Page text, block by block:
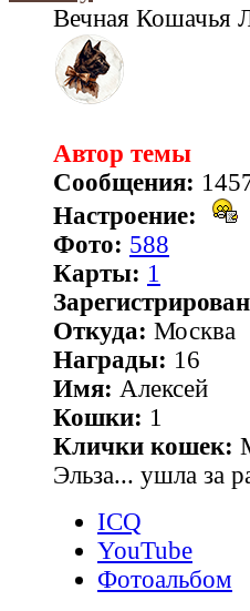
Вечная Кошачья
Автор темы
Сообщения:
Настроение:
Фото: 588
Карты: 1
Откуда: Москва
Награды: 16
Имя: Алексей
Кошки: 1
Клички кошек:
Эльза... ушла за
ICQ
YouTube
Фотоальбом